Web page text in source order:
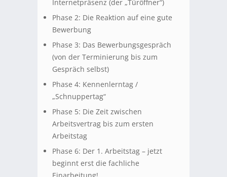
Internetpräsenz (der „Türöffner“)
Phase 2: Die Reaktion auf eine gute
Bewerbung
Phase 3: Das Bewerbungsgespräch
(von der Terminierung bis zum
Gespräch selbst)
Phase 4: Kennenlerntag /
„Schnuppertag“
Phase 5: Die Zeit zwischen
Arbeitsvertrag bis zum ersten
Arbeitstag
Phase 6: Der 1. Arbeitstag – jetzt
beginnt erst die fachliche